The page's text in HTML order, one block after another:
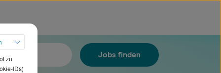
Jobs finden
zu
IDs)